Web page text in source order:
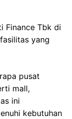
Finance Tbk di
yang
pusat
mall,
ini
kebutuhan